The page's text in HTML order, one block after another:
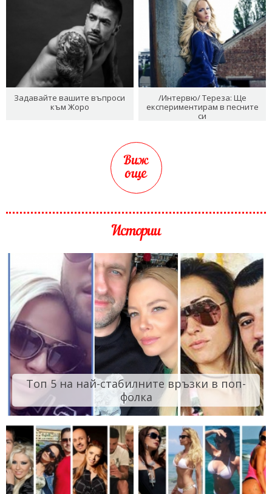
Задавайте вашите въпроси
към Жоро
/Интервю/ Тереза: Ще
експериментирам в песните
си
Виж
още
Истории
Топ 5 на най-стабилните връзки в поп-
фолка